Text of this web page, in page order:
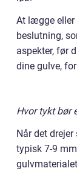
At lægge eller
beslutning,
aspekter, før
dine gulve,
Hvor tykt bør
Når det
typisk 7-9